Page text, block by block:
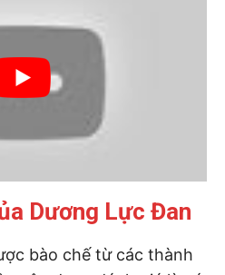
Dương Lực Đan
bào chế từ các thành